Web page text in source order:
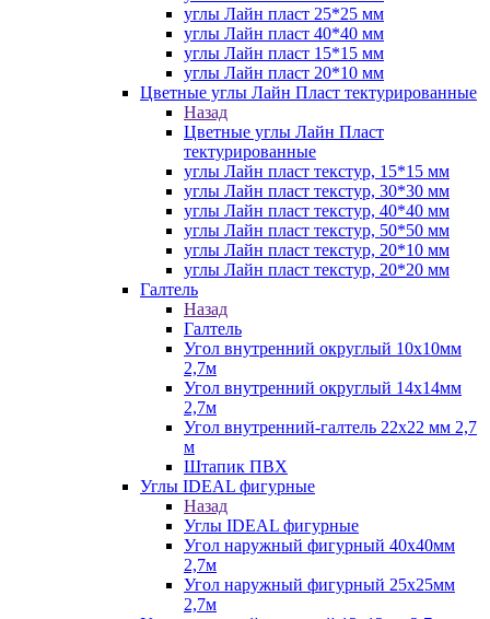
углы Лайн пласт 25*25 мм
углы Лайн пласт 40*40 мм
углы Лайн пласт 15*15 мм
углы Лайн пласт 20*10 мм
Цветные углы Лайн Пласт тектурированные
Назад
Цветные углы Лайн Пласт
тектурированные
углы Лайн пласт текстур, 15*15 мм
углы Лайн пласт текстур, 30*30 мм
углы Лайн пласт текстур, 40*40 мм
углы Лайн пласт текстур, 50*50 мм
углы Лайн пласт текстур, 20*10 мм
углы Лайн пласт текстур, 20*20 мм
Галтель
Назад
Галтель
Угол внутренний округлый 10х10мм
2,7м
Угол внутренний округлый 14х14мм
2,7м
Угол внутренний-галтель 22х22 мм 2,7
м
Штапик ПВХ
Углы IDEAL фигурные
Назад
Углы IDEAL фигурные
Угол наружный фигурный 40х40мм
2,7м
Угол наружный фигурный 25х25мм
2,7м